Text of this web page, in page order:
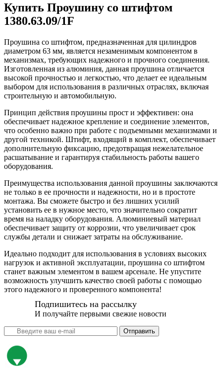
Купить Проушину со штифтом
1380.63.09/1F
Проушина со штифтом, предназначенная для цилиндров
диаметром 63 мм, является незаменимым компонентом в
механизмах, требующих надежного и прочного соединения.
Изготовленная из алюминия, данная проушина отличается
высокой прочностью и легкостью, что делает ее идеальным
выбором для использования в различных отраслях, включая
строительную и автомобильную.
Принцип действия проушины прост и эффективен: она
обеспечивает надежное крепление и соединение элементов,
что особенно важно при работе с подъемными механизмами и
другой техникой. Штифт, входящий в комплект, обеспечивает
дополнительную фиксацию, предотвращая нежелательное
расшатывание и гарантируя стабильность работы вашего
оборудования.
Преимущества использования данной проушины заключаются
не только в ее прочности и надежности, но и в простоте
монтажа. Вы сможете быстро и без лишних усилий
установить ее в нужное место, что значительно сократит
время на наладку оборудования. Алюминиевый материал
обеспечивает защиту от коррозии, что увеличивает срок
службы детали и снижает затраты на обслуживание.
Идеально подходит для использования в условиях высоких
нагрузок и активной эксплуатации, проушина со штифтом
станет важным элементом в вашем арсенале. Не упустите
возможность улучшить качество своей работы с помощью
этого надежного и проверенного компонента!
Подпишитесь на рассылку
И получайте первыми свежие новости
Отправить